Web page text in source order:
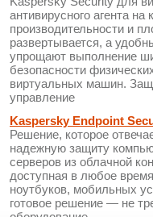
антивирусного агента
производительности и
развертывается, а
упрощают выполнение
безопасности
виртуальных машин.
управление
Kaspersky Endpoint
Решение, которое
надежную защиту
серверов из облачной
доступная в любое
ноутбуков, мобильных
готовое решение — не